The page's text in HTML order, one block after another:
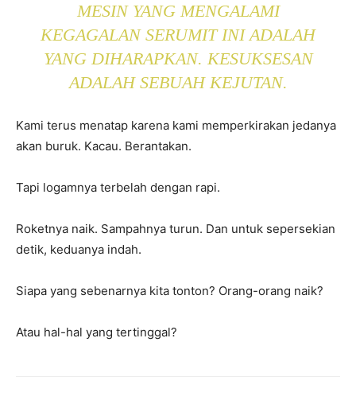
MESIN YANG MENGALAMI
KEGAGALAN SERUMIT INI ADALAH
YANG DIHARAPKAN. KESUKSESAN
ADALAH SEBUAH KEJUTAN.
Kami terus menatap karena kami memperkirakan jedanya
akan buruk. Kacau. Berantakan.
Tapi logamnya terbelah dengan rapi.
Roketnya naik. Sampahnya turun. Dan untuk sepersekian
detik, keduanya indah.
Siapa yang sebenarnya kita tonton? Orang-orang naik?
Atau hal-hal yang tertinggal?